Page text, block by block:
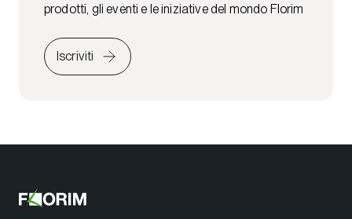
prodotti, gli eventi e le iniziative del mondo Florim
Iscriviti